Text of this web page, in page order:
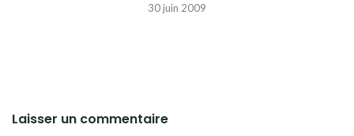
30 juin 2009
Laisser un commentaire